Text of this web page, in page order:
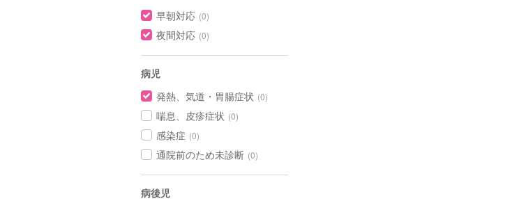
早朝対応 (0)
夜間対応 (0)
病児
発熱、気道・胃腸症状 (0)
喘息、皮疹症状 (0)
感染症 (0)
通院前のため未診断 (0)
病後児